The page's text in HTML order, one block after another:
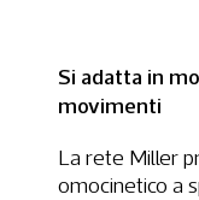
Si adatta in
movimenti
La rete Miller
omocinetico a